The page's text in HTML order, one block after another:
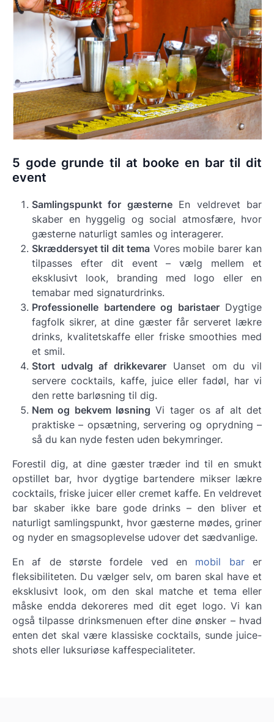
5 gode grunde til at booke en bar til dit
event
Samlingspunkt for gæsterneEn veldrevet bar
skaber en hyggelig og social atmosfære, hvor
gæsterne naturligt samles og interagerer.
Skræddersyet til dit tema Vores mobile barer kan
tilpasses efter dit event – vælg mellem et
eksklusivt look, branding med logo eller en
temabar med signaturdrinks.
Professionelle bartendere og baristaerDygtige
fagfolk sikrer, at dine gæster får serveret lækre
drinks, kvalitetskaffe eller friske smoothies med
et smil.
Stort udvalg af drikkevarer Uanset om du vil
servere cocktails, kaffe, juice eller fadøl, har vi
den rette barløsning til dig.
Nem og bekvem løsning Vi tager os af alt det
praktiske – opsætning, servering og oprydning –
så du kan nyde festen uden bekymringer.
Forestil dig, at dine gæster træder ind til en smukt
opstillet bar, hvor dygtige bartendere mikser lækre
cocktails, friske juicer eller cremet kaffe. En veldrevet
bar skaber ikke bare gode drinks – den bliver et
naturligt samlingspunkt, hvor gæsterne mødes, griner
og nyder en smagsoplevelse udover det sædvanlige.
En af de største fordele ved en mobil barer
fleksibiliteten. Du vælger selv, om baren skal have et
eksklusivt look, om den skal matche et tema eller
måske endda dekoreres med dit eget logo. Vi kan
også tilpasse drinksmenuen efter dine ønsker – hvad
enten det skal være klassiske cocktails, sunde juice-
shots eller luksuriøse kaffespecialiteter.